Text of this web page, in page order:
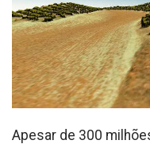
Apesar de 300